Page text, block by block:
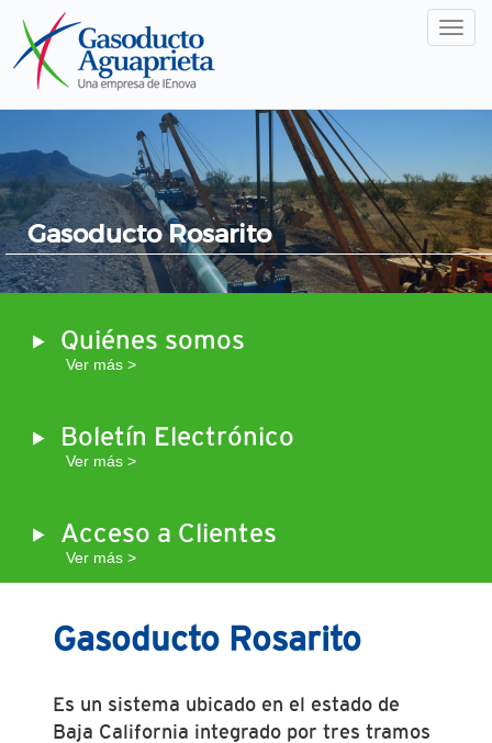
Menú
Gasoducto Rosarito
Quiénes somos
Ver más >
Boletín Electrónico
Ver más >
Acceso a Clientes
Ver más >
Gasoducto Rosarito
Es un sistema ubicado en el estado de
Baja California integrado por tres tramos